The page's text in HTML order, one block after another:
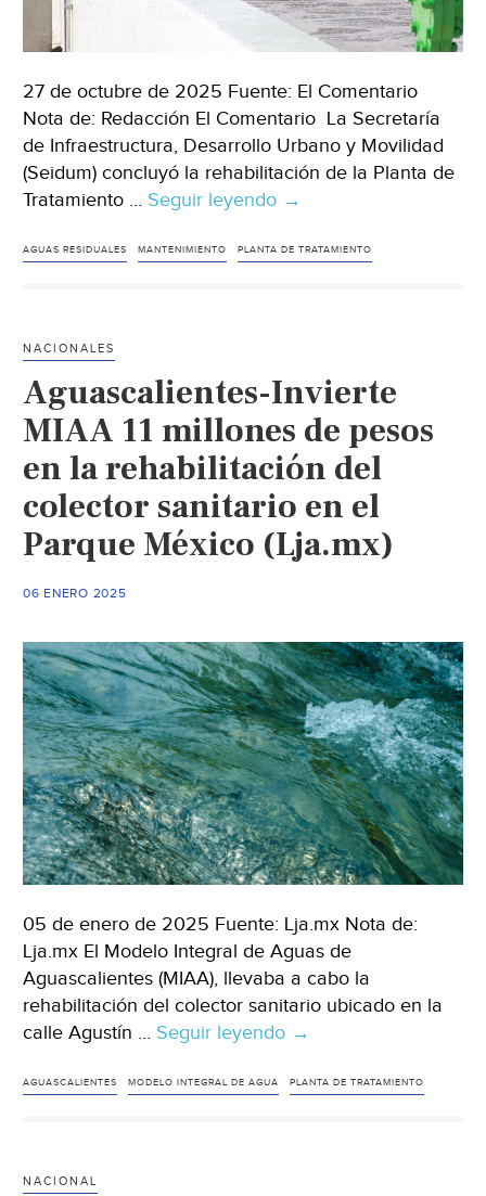
27 de octubre de 2025 Fuente: El Comentario
Nota de: Redacción El Comentario La Secretaría
de Infraestructura, Desarrollo Urbano y Movilidad
(Seidum) concluyó la rehabilitación de la Planta de
Tratamiento … Seguir leyendo Colima
Concluye
Planta
Tratamiento
de
Aguas
en
→
AGUAS RESIDUALES MANTENIMIENTO PLANTA DE TRATAMIENTO
NACIONALES
Aguascalientes-Invierte
MIAA 11 millones de pesos
en la rehabilitación del
colector sanitario en el
Parque México (Lja.mx)
06 ENERO 2025
05 de enero de 2025 Fuente: Lja.mx Nota de:
Lja.mx El Modelo Integral de Aguas de
Aguascalientes (MIAA), llevaba a cabo la
rehabilitación del colector sanitario ubicado en la
calle Agustín … Seguir leyendo Aguascalientes-
MIAA
→
AGUASCALIENTES MODELO INTEGRAL DE AGUA PLANTA DE TRATAMIENTO
NACIONAL